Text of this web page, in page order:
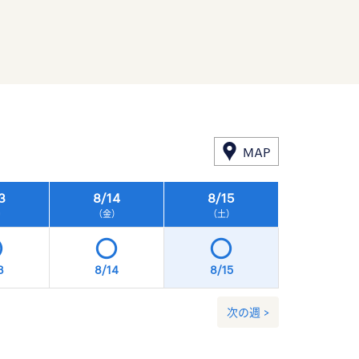
MAP
8/14
（金）
8/15
（土）
8/14 8/15
次の週 >